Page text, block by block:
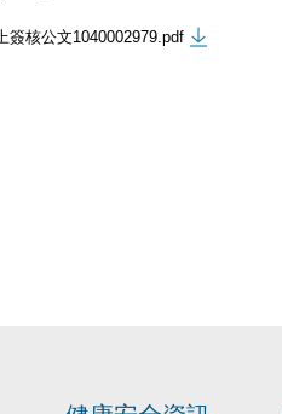
簽核公文1040002979.pdf